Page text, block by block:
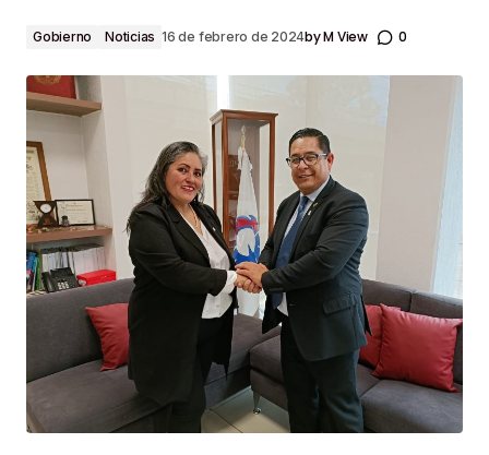
Gobierno Noticias 16 de febrero de 2024byM View 0